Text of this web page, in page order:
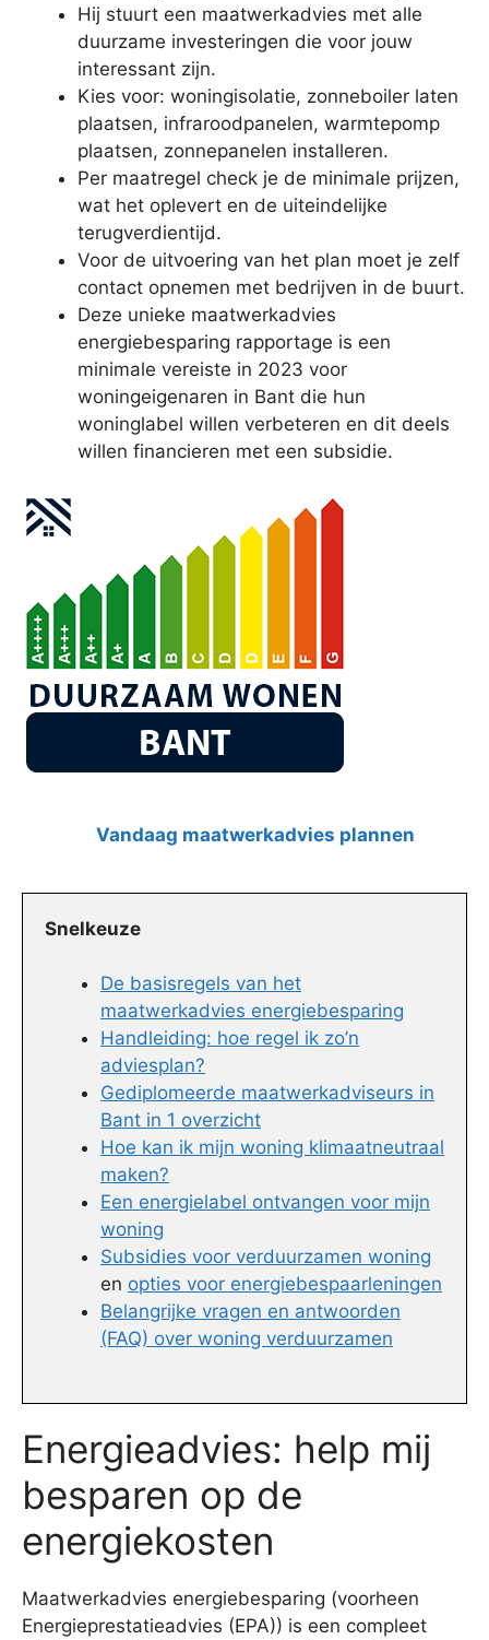
Hij stuurt een maatwerkadvies met alle
duurzame investeringen die voor jouw
interessant zijn.
Kies voor: woningisolatie, zonneboiler laten
plaatsen, infraroodpanelen, warmtepomp
plaatsen, zonnepanelen installeren.
Per maatregel check je de minimale prijzen,
wat het oplevert en de uiteindelijke
terugverdientijd.
Voor de uitvoering van het plan moet je zelf
contact opnemen met bedrijven in de buurt.
Deze unieke maatwerkadvies
energiebesparing rapportage is een
minimale vereiste in 2023 voor
woningeigenaren in Bant die hun
woninglabel willen verbeteren en dit deels
willen financieren met een subsidie.
Vandaag maatwerkadvies plannen
Snelkeuze
De basisregels van het
maatwerkadvies energiebesparing
Handleiding: hoe regel ik zo’n
adviesplan?
Gediplomeerde maatwerkadviseurs in
Bant in 1 overzicht
Hoe kan ik mijn woning klimaatneutraal
maken?
Een energielabel ontvangen voor mijn
woning
Subsidies voor verduurzamen woning
en opties voor energiebespaarleningen
Belangrijke vragen en antwoorden
(FAQ) over woning verduurzamen
Energieadvies: help mij
besparen op de
energiekosten
Maatwerkadvies energiebesparing (voorheen
Energieprestatieadvies (EPA)) is een compleet